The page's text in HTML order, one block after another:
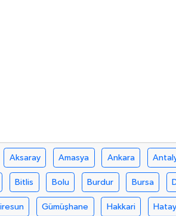
Aksaray Amasya Ankara
Bitlis Bolu Burdur Bursa
Gümüşhane Hakkari Hatay